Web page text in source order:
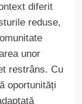
diferit
reduse,
unor
restrâns. Cu
oportunități